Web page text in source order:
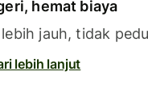
hemat biaya
jauh, tidak
lebih lanjut